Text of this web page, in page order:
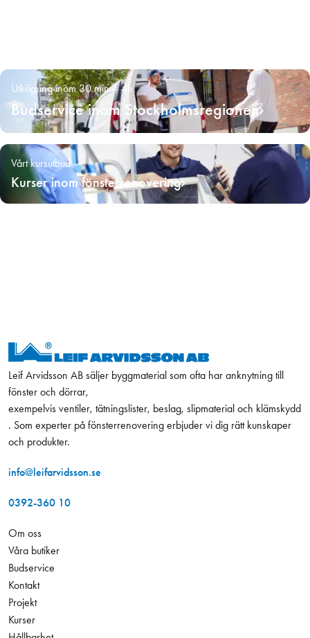
Utkörning inom 30 min – 4h
Budservice inom Stockholmsregionen
Vårt kursutbud
Kurser inom fönsterrenovering
Leif Arvidsson AB säljer byggmaterial som ofta har anknytning till
fönster och dörrar,
exempelvis ventiler, tätningslister, beslag, slipmaterial och klämskydd
. Som experter på fönsterrenovering erbjuder vi dig rätt kunskaper
och produkter.
info@leifarvidsson.se
0392-360 10
Om oss
Våra butiker
Budservice
Kontakt
Projekt
Kurser